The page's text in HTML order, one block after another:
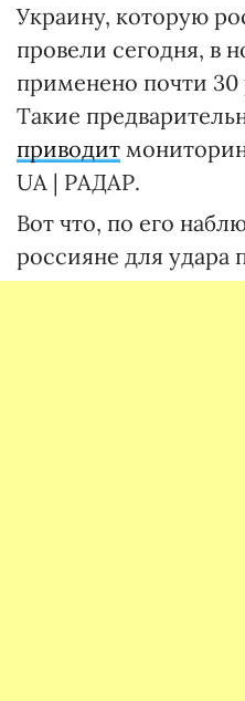
Украину, которую
провели сегодня, в
применено почти 30
Такие
приводит
UA | РАДАР.
Вот что, по его
россияне для удара